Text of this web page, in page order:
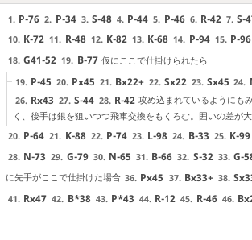
1. P-76 2. P-34 3. S-48 4. P-44 5. P-46 6. R-42 7. S-
10. K-72 11. R-48 12. K-82 13. K-68 14. P-94 15. P-96
18. G41-52 19. B-77 仮にここで仕掛けられたら
19. P-45 20. Px45 21. Bx22+ 22. Sx22 23. Sx45 24.
26. Rx43 27. S-44 28. R-42 攻め込まれているようにも
く、後手は銀を狙いつつ飛車交換をもくろむ。囲いの差が
20. P-64 21. K-88 22. P-74 23. L-98 24. B-33 25. K-99
28. N-73 29. G-79 30. N-65 31. B-66 32. S-32 33. G-
に先手がここで仕掛けた場合 36. Px45 37. Bx33+ 38.
41. Rx47 42. B*38 43. P*43 44. R-12 45. R-46 46.